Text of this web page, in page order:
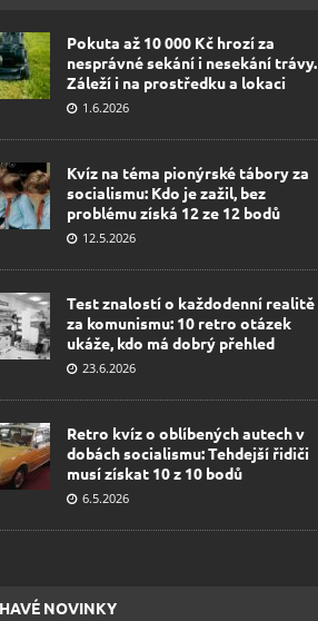
Pokuta až 10 000 Kč hrozí za
nesprávné sekání i nesekání trávy.
Záleží i na prostředku a lokaci
1.6.2026
Kvíz na téma pionýrské tábory za
socialismu: Kdo je zažil, bez
problému získá 12 ze 12 bodů
12.5.2026
Test znalostí o každodenní realitě
za komunismu: 10 retro otázek
ukáže, kdo má dobrý přehled
23.6.2026
Retro kvíz o oblíbených autech v
dobách socialismu: Tehdejší řidiči
musí získat 10 z 10 bodů
6.5.2026
NOVINKY